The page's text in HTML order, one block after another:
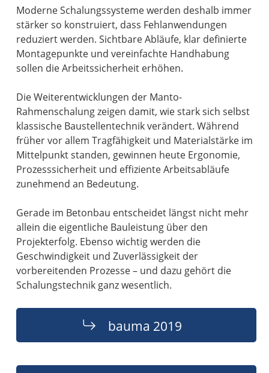
Moderne Schalungssysteme werden deshalb immer
stärker so konstruiert, dass Fehlanwendungen
reduziert werden. Sichtbare Abläufe, klar definierte
Montagepunkte und vereinfachte Handhabung
sollen die Arbeitssicherheit erhöhen.
Die Weiterentwicklungen der Manto-
Rahmenschalung zeigen damit, wie stark sich selbst
klassische Baustellentechnik verändert. Während
früher vor allem Tragfähigkeit und Materialstärke im
Mittelpunkt standen, gewinnen heute Ergonomie,
Prozesssicherheit und effiziente Arbeitsabläufe
zunehmend an Bedeutung.
Gerade im Betonbau entscheidet längst nicht mehr
allein die eigentliche Bauleistung über den
Projekterfolg. Ebenso wichtig werden die
Geschwindigkeit und Zuverlässigkeit der
vorbereitenden Prozesse – und dazu gehört die
Schalungstechnik ganz wesentlich.
bauma 2019